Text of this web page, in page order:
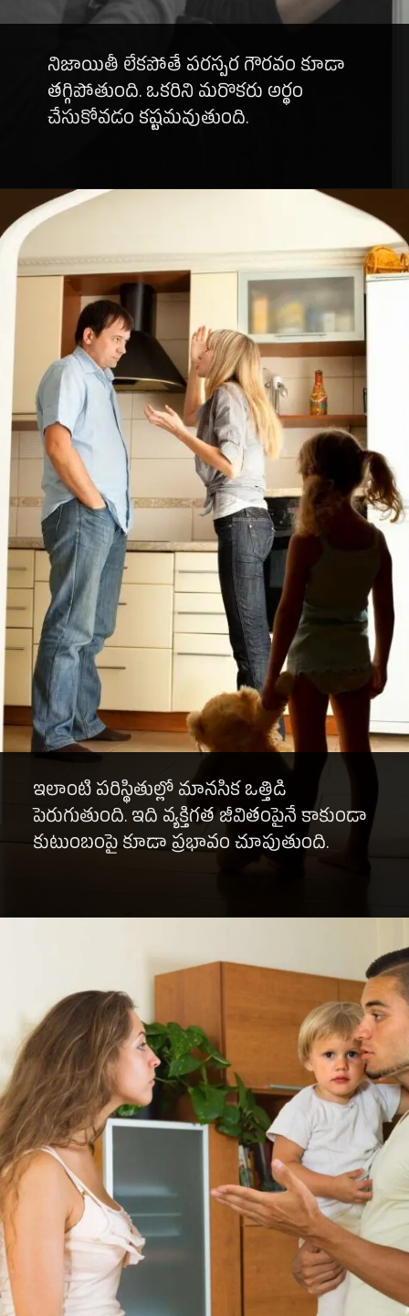
నిజాయితీ లేకపోతే పరస్పర గౌరవం కూడా
తగ్గిపోతుంది. ఒకరిని మరొకరు అర్థం
చేసుకోవడం కష్టమవుతుంది.
ఇలాంటి పరిస్థితుల్లో మానసిక ఒత్తిడి
పెరుగుతుంది. ఇది వ్యక్తిగత జీవితంపైనే కాకుండా
కుటుంబంపై కూడా ప్రభావం చూపుతుంది.